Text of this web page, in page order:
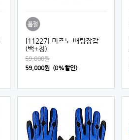
[11227] 미즈노 배팅장갑
(백+청)
59,000원
59,000원 (0%할인)